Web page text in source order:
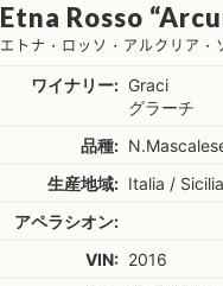
Etna Rosso
エトナ・ロッソ・アルクリア
ワイナリー: Graci
グラーチ
品種:
生産地域: Italia / Sicilia
アペラシオン:
VIN: 2016